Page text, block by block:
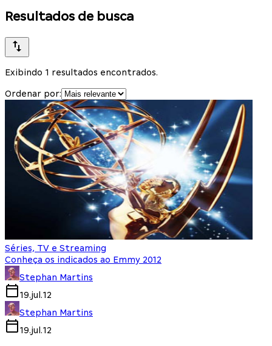
Resultados de busca
Exibindo 1 resultados encontrados.
Ordenar por:
Séries, TV e Streaming
Conheça os indicados ao Emmy 2012
Stephan Martins
19.jul.12
Stephan Martins
19.jul.12